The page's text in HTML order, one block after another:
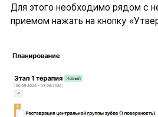
Для этого необходимо рядом с
приемом нажать на кнопку